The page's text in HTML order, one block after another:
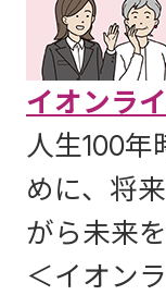
イオンラ
人生100年
めに、将
がら未来
＜イオン